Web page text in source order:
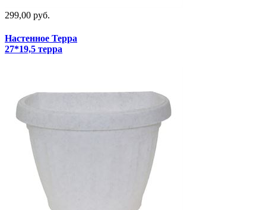
299,00 руб.
Настенное Терра
27*19,5 терра